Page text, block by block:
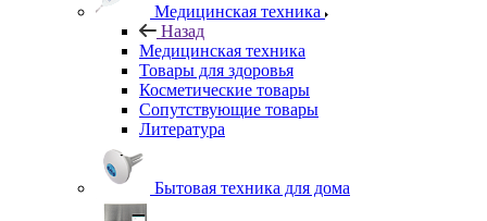
Медицинская техника
Назад
Медицинская техника
Товары для здоровья
Косметические товары
Сопутствующие товары
Литература
Бытовая техника для дома